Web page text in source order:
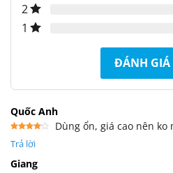
2
1
ĐÁNH GIÁ
Quốc Anh
xếp
5 sao
Dùng ổn, giá cao nên ko
Trả lời
Giang